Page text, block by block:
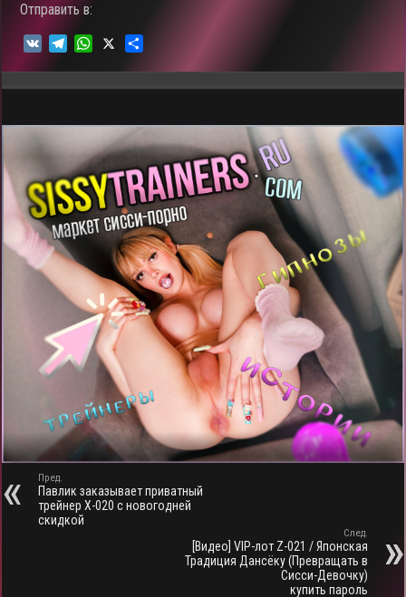
Отправить в:
a
m
W
p
p
и
т
ь
Пред.
Павлик заказывает приватный
трейнер X-020 с новогодней
скидкой
След.
[Видео] VIP-лот Z-021 / Японская
Традиция Дансёку (Превращать в
Сисси-Девочку)
купить пароль